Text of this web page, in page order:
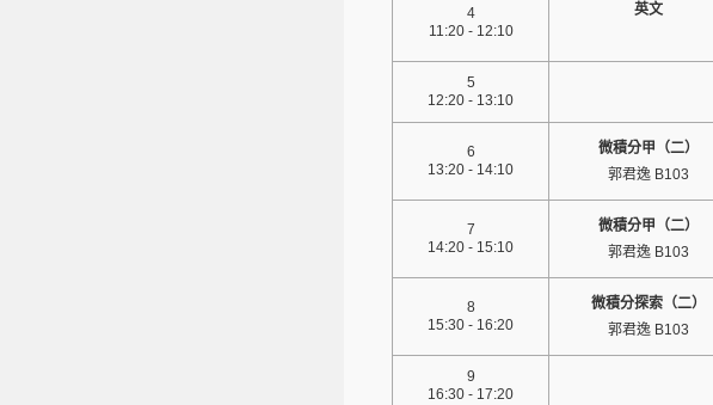
4
11:20 - 12:10
英文
5
12:20 - 13:10
6
13:20 - 14:10
微積分甲（二）
郭君逸 B103
7
14:20 - 15:10
微積分甲（二）
郭君逸 B103
8
15:30 - 16:20
微積分探索（二）
郭君逸 B103
9
16:30 - 17:20